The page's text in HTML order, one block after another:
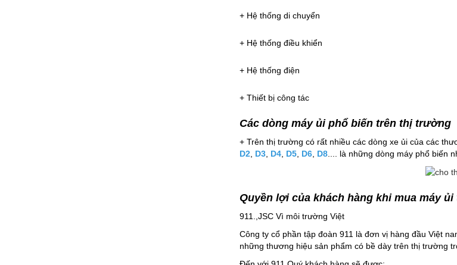
+ Hệ thống di chuyển
+ Hệ thống điều khiển
+ Hệ thống điện
+ Thiết bị công tác
Các dòng máy ủi phổ biến trên thị trường
+ Trên thị trường có rất nhiều các dòng xe ủi của các
D2 D3 D4 D5 D6 D8 .... là những dòng máy phổ biến
Quyền lợi của khách hàng khi mua máy ủi
911.,JSC Vì môi trường Việt
Công ty cổ phần tập đoàn 911 là đơn vị hàng đầu Việt
những thương hiệu sản phẩm có bề dày trên thị trường